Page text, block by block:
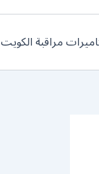
مراقبة الكويت